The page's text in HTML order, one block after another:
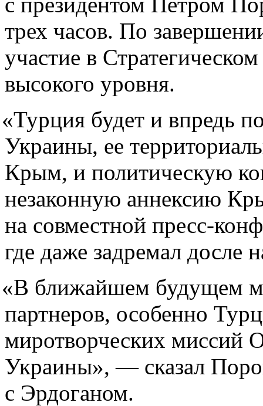
трех часов. По
участие в
высокого уровня.
«Турция будет и впредь
Украины, ее
Крым, и политическую
незаконную аннексию
на совместной пресс-
где даже задремал досле
«В ближайшем будущем
партнеров, особенно
миротворческих миссий
Украины», — сказал
с Эрдоганом.